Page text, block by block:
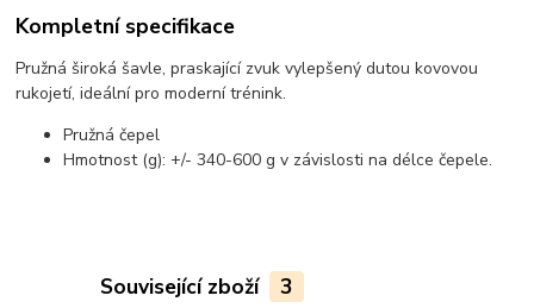
Kompletní specifikace
Pružná široká šavle, praskající zvuk vylepšený dutou kovovou
rukojetí, ideální pro moderní trénink.
Pružná čepel
Hmotnost (g): +/- 340-600 g v závislosti na délce čepele.
Související zboží 3